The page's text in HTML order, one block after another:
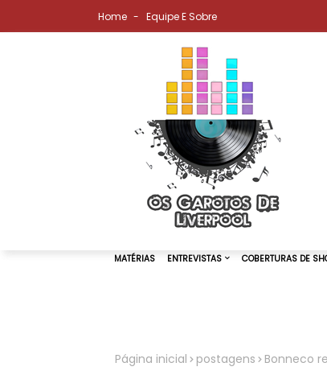
Home Equipe E Sobre
Página inicial postagens Bonneco